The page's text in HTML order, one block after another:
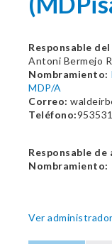
Responsable
Antoni Bermejo
Nombramiento:
MDP/A
Correo:
Teléfono:
Responsable
Nombramiento:
Ver